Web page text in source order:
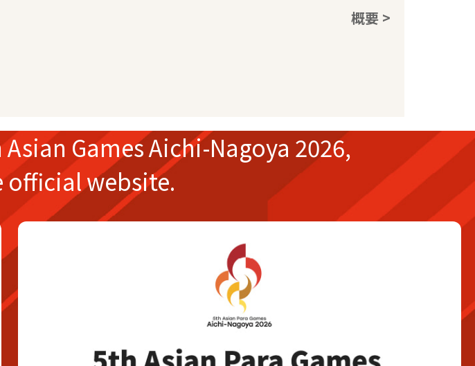
概要 >
Asian GamesAichi-Nagoya 2026,
website.